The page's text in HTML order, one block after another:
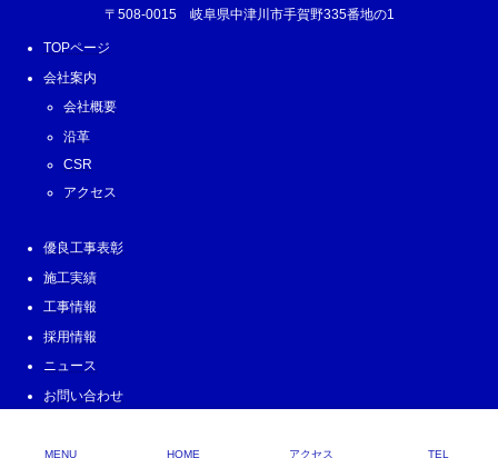
〒508-0015 岐阜県中津川市手賀野335番地の1
TOPページ
会社案内
会社概要
沿革
CSR
アクセス
優良工事表彰
施工実績
工事情報
採用情報
ニュース
お問い合わせ
MENU HOME アクセス TEL